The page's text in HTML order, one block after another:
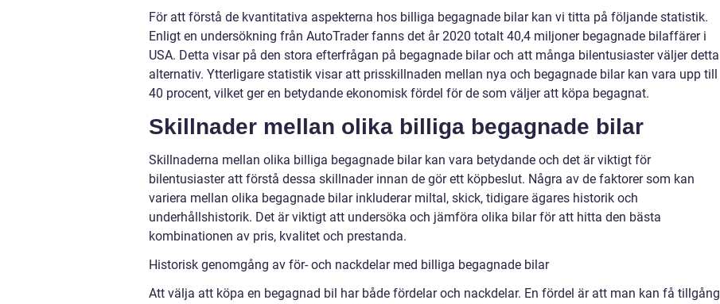
För att förstå de kvantitativa aspekterna hos billiga begagnade bilar kan vi titta på följande statistik.
Enligt en undersökning från AutoTrader fanns det år 2020 totalt 40,4 miljoner begagnade bilaffärer i
USA. Detta visar på den stora efterfrågan på begagnade bilar och att många bilentusiaster väljer detta
alternativ. Ytterligare statistik visar att prisskillnaden mellan nya och begagnade bilar kan vara upp till
40 procent, vilket ger en betydande ekonomisk fördel för de som väljer att köpa begagnat.
Skillnader mellan olika billiga begagnade bilar
Skillnaderna mellan olika billiga begagnade bilar kan vara betydande och det är viktigt för
bilentusiaster att förstå dessa skillnader innan de gör ett köpbeslut. Några av de faktorer som kan
variera mellan olika begagnade bilar inkluderar miltal, skick, tidigare ägares historik och
underhållshistorik. Det är viktigt att undersöka och jämföra olika bilar för att hitta den bästa
kombinationen av pris, kvalitet och prestanda.
Historisk genomgång av för- och nackdelar med billiga begagnade bilar
Att välja att köpa en begagnad bil har både fördelar och nackdelar. En fördel är att man kan få tillgång